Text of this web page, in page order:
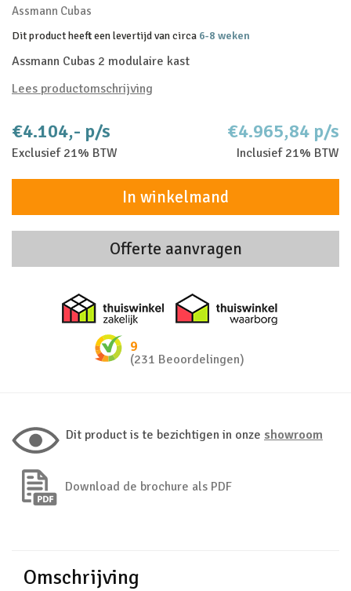
Assmann Cubas
Dit product heeft een levertijd van circa 6-8 weken
Assmann Cubas 2 modulaire kast
Lees productomschrijving
€4.104,- p/s
Exclusief 21% BTW
€4.965,84 p/s
Inclusief 21% BTW
In winkelmand
Offerte aanvragen
Thuiswinkel zakelijk
9
(231 Beoordelingen)
Dit product is te bezichtigen in onze showroom
Download de brochure als PDF
Omschrijving